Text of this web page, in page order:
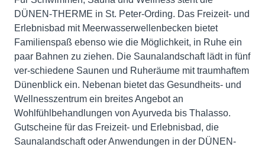
DÜNEN-THERME in St. Peter-Ording. Das Freizeit- und
Erlebnisbad mit Meerwasserwellenbecken bietet
Familienspaß ebenso wie die Möglichkeit, in Ruhe ein
paar Bahnen zu ziehen. Die Saunalandschaft lädt in fünf
ver-schiedene Saunen und Ruheräume mit traumhaftem
Dünenblick ein. Nebenan bietet das Gesundheits- und
Wellnesszentrum ein breites Angebot an
Wohlfühlbehandlungen von Ayurveda bis Thalasso.
Gutscheine für das Freizeit- und Erlebnisbad, die
Saunalandschaft oder Anwendungen in der DÜNEN-